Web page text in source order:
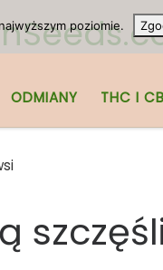
ODMIANY THC I
poziomie.